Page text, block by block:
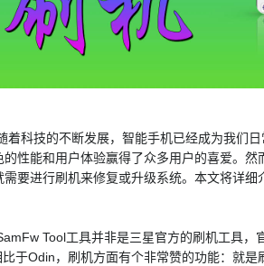
技的不断发展，智能手机已经成为我们日
的性能和用户体验赢得了众多用户的喜爱。然
需要进行刷机来修复或升级系统。本文将详细
Tool工具并非是三星官方的刷机工具，官
比于Odin，刷机方面有个非常赞的功能：就